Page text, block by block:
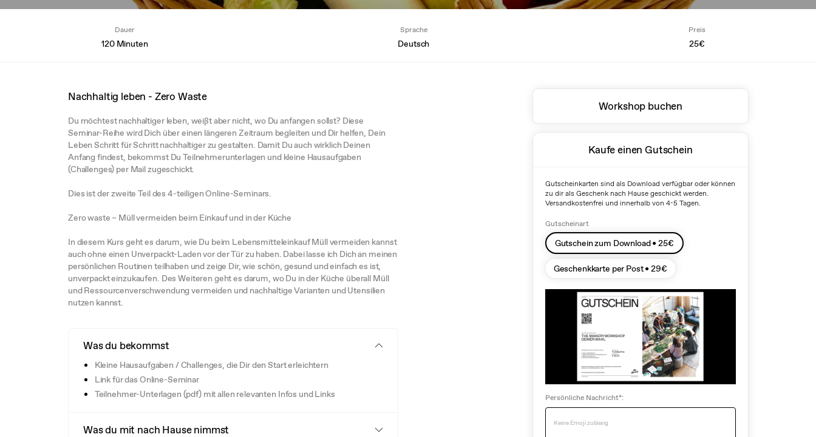
Dauer
120 Minuten
Sprache
Deutsch
Preis
25€
Nachhaltig leben - Zero Waste
Du möchtest nachhaltiger leben, weißt aber nicht, wo Du anfangen sollst? Diese
Seminar-Reihe wird Dich über einen längeren Zeitraum begleiten und Dir helfen, Dein
Leben Schritt für Schritt nachhaltiger zu gestalten. Damit Du auch wirklich Deinen
Anfang findest, bekommst Du Teilnehmerunterlagen und kleine Hausaufgaben
(Challenges) per Mail zugeschickt.
Dies ist der zweite Teil des 4-teiligen Online-Seminars.
Zero waste – Müll vermeiden beim Einkauf und in der Küche
In diesem Kurs geht es darum, wie Du beim Lebensmitteleinkauf Müll vermeiden kannst
auch ohne einen Unverpackt-Laden vor der Tür zu haben. Dabei lasse ich Dich an meinen
persönlichen Routinen teilhaben und zeige Dir, wie schön, gesund und einfach es ist,
unverpackt einzukaufen. Des Weiteren geht es darum, wo Du in der Küche überall Müll
und Ressourcenverschwendung vermeiden und nachhaltige Varianten und Utensilien
nutzen kannst.
Was du bekommst
Kleine Hausaufgaben / Challenges, die Dir den Start erleichtern
Link für das Online-Seminar
Teilnehmer-Unterlagen (pdf) mit allen relevanten Infos und Links
Was du mit nach Hause nimmst
Workshop buchen
Kaufe einen Gutschein
Gutscheinkarten sind als Download verfügbar oder können
zu dir als Geschenk nach Hause geschickt werden.
Versandkostenfrei und innerhalb von 4-5 Tagen.
Gutscheinart
Gutschein zum Download •25€
Geschenkkarte per Post •29€
Persönliche Nachricht*: